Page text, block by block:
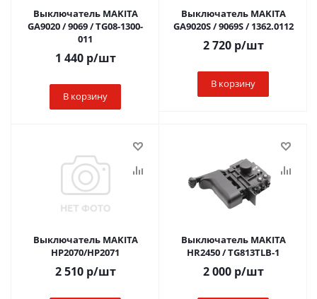
Выключатель MAKITA
GA9020 / 9069 / TG08-1300-
011
1 440р/шт
В корзину
Выключатель MAKITA
GA9020S / 9069S / 1362.0112
2 720р/шт
В корзину
Выключатель MAKITA
HP2070/HP2071
2 510р/шт
Выключатель MAKITA
HR2450 / TG813TLB-1
2 000р/шт